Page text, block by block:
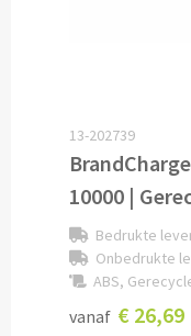
Wekkers bedrukken
Wandklokken
Custom made
13-202739
10000 |
Bedrukte
Onbedrukte
ABS,
vanaf € 26,69